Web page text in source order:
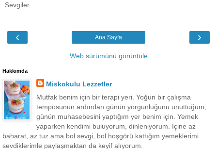
Sevgiler
‹ ›
Ana Sayfa
Web sürümünü görüntüle
Hakkımda
Miskokulu Lezzetler
Mutfak benim için bir terapi yeri. Yoğun bir çalışma
temposunun ardından günün yorgunluğunu unuttuğum,
günün muhasebesini yaptığım yer benim için. Yemek
yaparken kendimi buluyorum, dinleniyorum. İçine az
baharat, az tuz ama bol sevgi, bol hoşgörü kattığım yemeklerimi
sevdiklerimle paylaşmaktan da keyif alıyorum.